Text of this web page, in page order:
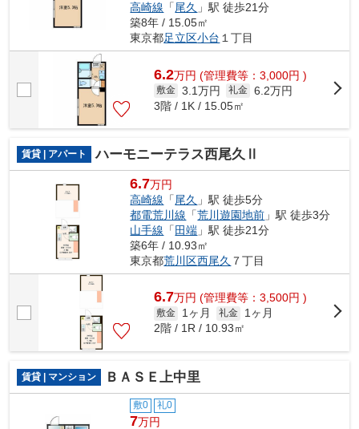
高崎線 「尾久 」駅 徒歩21分
築8年 / 15.05㎡
東京都足立区小台 １丁目
6.2万円 (管理費等：3,000円 )
敷金 3.1万円 礼金 6.2万円
3階 / 1K / 15.05㎡
賃貸 | アパート ハーモニーテラス西尾久Ⅱ
6.7万円
高崎線 「尾久 」駅 徒歩5分
都電荒川線 「荒川遊園地前 」駅 徒歩3分
山手線 「 田端 」駅 徒歩21分
築6年 / 10.93㎡
東京都荒川区西尾久 ７丁目
6.7万円 (管理費等：3,500円 )
敷金 1ヶ月 礼金
1ヶ月
2階 / 1R / 10.93㎡
賃貸 | マンション ＢＡＳＥ上中里
敷0 礼0
7万円